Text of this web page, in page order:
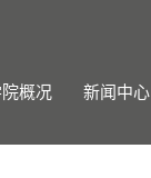
院概况 新闻中心